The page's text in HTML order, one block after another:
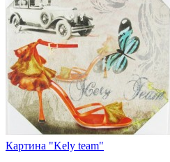
Картина "Kely team"